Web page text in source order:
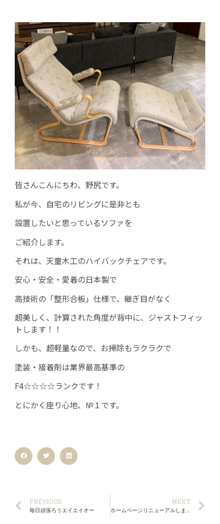
皆さんこんにちわ、野尻です。
私が今、自宅のリビングに是非とも
設置したいと思っているソファを
ご紹介します。
それは、天童木工のハイバックチェアです。
安心・安全・愛着の日本製で
高技術の「整形合板」仕様で、継ぎ目がなく
超美しく、計算された角度が背中に、ジャストフィッ
トします！！
しかも、超軽量なので、お掃除もラクラクで
塗装・接着剤は業界最高基準の
F4☆☆☆☆ランクです！
とにかく座り心地、№１です。
PREVIOUS
毎日頑張ろうエイエイオー
NEXT
ホームページリニューアルしました